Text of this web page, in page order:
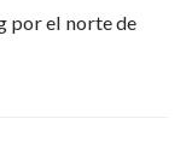
por el norte de